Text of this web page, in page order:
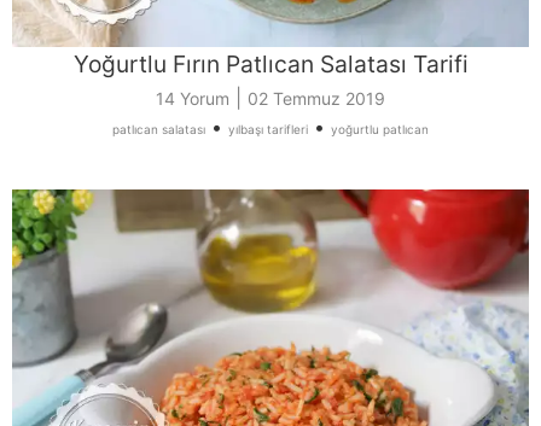
Yoğurtlu Fırın Patlıcan Salatası Tarifi
14 Yorum 02 Temmuz 2019
patlıcan salatası • yılbaşı tarifleri • yoğurtlu patlıcan